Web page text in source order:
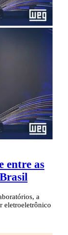
entre as
a
eletroeletrônico